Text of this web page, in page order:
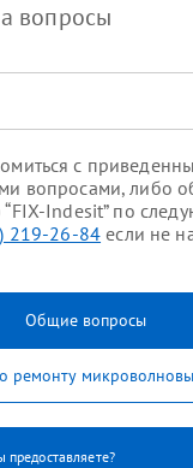
вопросы
с
вопросами, либо
Indesit” по
219-26-84 если не
Общие вопросы
ремонту